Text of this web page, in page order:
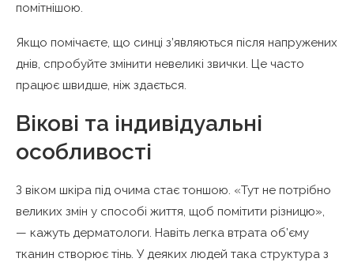
помітнішою.
Якщо помічаєте, що синці з’являються після напружених
днів, спробуйте змінити невеликі звички. Це часто
працює швидше, ніж здається.
Вікові та індивідуальні
особливості
З віком шкіра під очима стає тоншою. «Тут не потрібно
великих змін у способі життя, щоб помітити різницю»,
— кажуть дерматологи. Навіть легка втрата об’єму
тканин створює тінь. У деяких людей така структура з